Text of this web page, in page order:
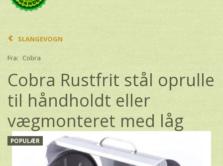
SLANGEVOGN
Fra: Cobra
Cobra Rustfrit stål oprulle
til håndholdt eller
vægmonteret med låg
POPULÆR